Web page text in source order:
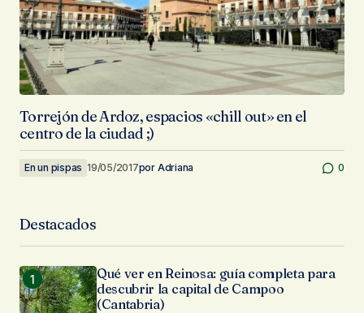
Torrejón de Ardoz, espacios «chill out» en el
centro de la ciudad ;)
En un pispas 19/05/2017por Adriana 0
Destacados
Qué ver en Reinosa: guía completa para
descubrir la capital de Campoo
(Cantabria)